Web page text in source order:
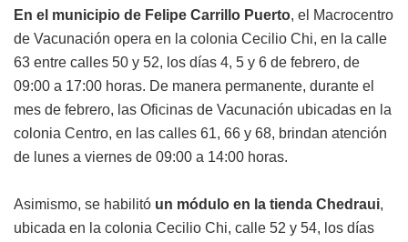
En el municipio de Felipe Carrillo Puerto, el Macrocentro
de Vacunación opera en la colonia Cecilio Chi, en la calle
63 entre calles 50 y 52, los días 4, 5 y 6 de febrero, de
09:00 a 17:00 horas. De manera permanente, durante el
mes de febrero, las Oficinas de Vacunación ubicadas en la
colonia Centro, en las calles 61, 66 y 68, brindan atención
de lunes a viernes de 09:00 a 14:00 horas.
Asimismo, se habilitó un módulo en la tienda Chedraui,
ubicada en la colonia Cecilio Chi, calle 52 y 54, los días